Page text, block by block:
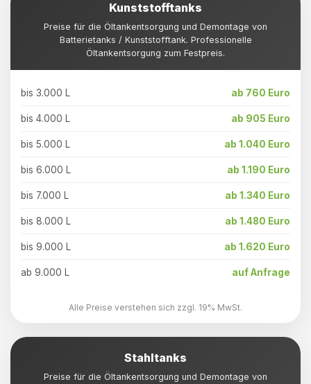
Kunststofftanks
Preise für die Öltankentsorgung und Demontage von
Batterietanks / Kunststofftank. Professionelle
Öltankentsorgung zum Festpreis.
bis 3.000 L ab 760 Euro
bis 4.000 L ab 905 Euro
bis 5.000 L ab 1.040 Euro
bis 6.000 L ab 1.190 Euro
bis 7.000 L ab 1.340 Euro
bis 8.000 L ab 1.480 Euro
bis 9.000 L ab 1.620 Euro
ab 9.000 L auf Anfrage
Alle Preise verstehen sich zzgl. 19% MwSt.
Stahltanks
Preise für die Öltankentsorgung und Demontage von